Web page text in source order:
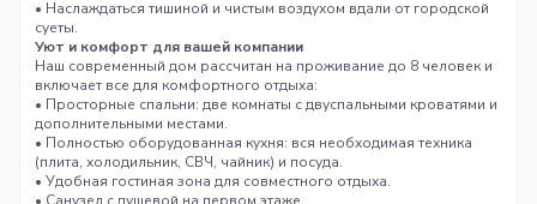
• Наслаждаться тишиной и чистым воздухом вдали от городской
суеты.
Уют и комфорт для вашей компании
Наш современный дом рассчитан на проживание до 8 человек и
включает все для комфортного отдыха:
• Просторные спальни: две комнаты с двуспальными кроватями и
дополнительными местами.
• Полностью оборудованная кухня: вся необходимая техника
(плита, холодильник, СВЧ, чайник) и посуда.
• Удобная гостиная зона для совместного отдыха.
• Санузел с душевой на первом этаже.